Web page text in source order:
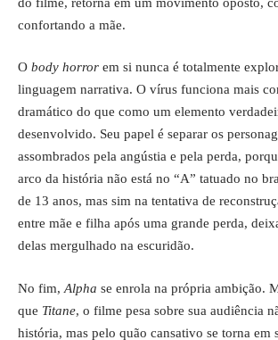
confortando a mãe.
O body horror em si nunca é totalmente
linguagem narrativa. O vírus funciona mais
dramático do que como um elemento
desenvolvido. Seu papel é separar os
assombrados pela angústia e pela perda,
arco da história não está no “A” tatuado no
de 13 anos, mas sim na tentativa de
entre mãe e filha após uma grande perda,
delas mergulhado na escuridão.
No fim, Alpha se enrola na própria ambição.
que Titane, o filme pesa sobre sua audiência
história, mas pelo quão cansativo se torna em